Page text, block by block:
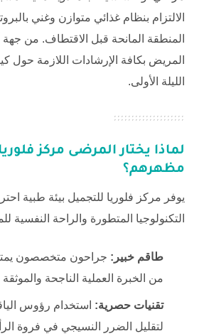
الالتزام بنظام غذائي متوازن وغني
المنطقة المانحة قبل الاقتطاف. من جهة
المريض بكافة الإرشادات اللازمة حول
الليلة الأولى.
لماذا يختار المرضى مركز
مظهرهم؟
يوفر مركز فلوريا للتجميل بيئة طبية
التكنولوجيا المتطورة والراحة النفسية
طاقم خبير: جراحون متخصصون
من الخبرة العملية الناجحة والموثقة
تقنيات حصرية:
لتقليل الضرر النسيجي في فروة